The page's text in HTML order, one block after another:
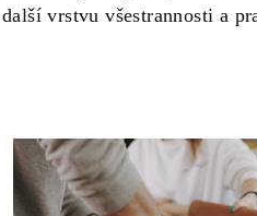
další vrstvu všestrannosti a